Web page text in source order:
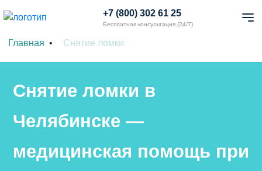
+7 (800) 302 61 25
Бесплатная консультация (24/7)
Главная Снятие ломки
Снятие ломки в
Челябинске —
медицинская помощь при